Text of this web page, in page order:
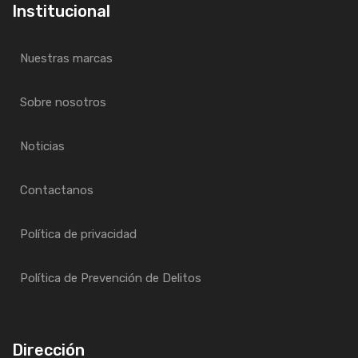
Institucional
Nuestras marcas
Sobre nosotros
Noticias
Contactanos
Política de privacidad
Política de Prevención de Delitos
Dirección